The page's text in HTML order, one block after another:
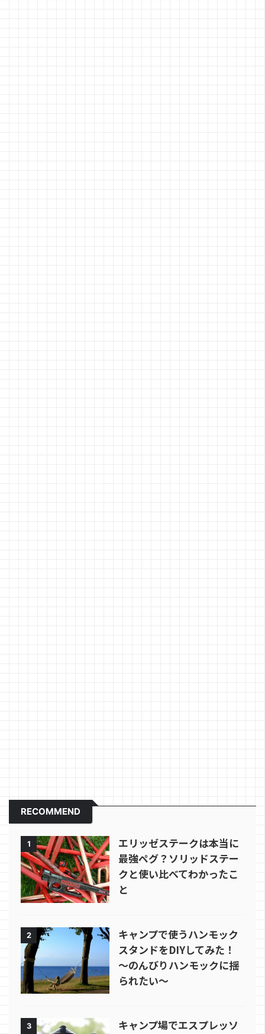
RECOMMEND
1
エリッゼステークは本当に
最強ペグ？ソリッドステー
クと使い比べてわかったこ
と
2
キャンプで使うハンモック
スタンドをDIYしてみた！
～のんびりハンモックに揺
られたい～
3
キャンプ場でエスプレッソ